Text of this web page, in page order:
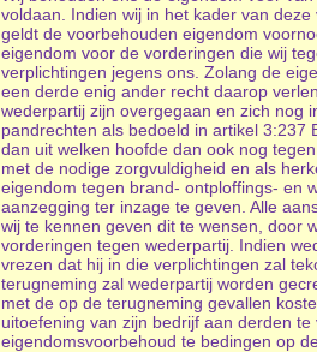
voldaan. Indien wij in het kader van
geldt de voorbehouden eigendom
eigendom voor de vorderingen die wij
verplichtingen jegens ons. Zolang de
een derde enig ander recht daarop
wederpartij zijn overgegaan en zich nog
pandrechten als bedoeld in artikel 3:237
dan uit welken hoofde dan ook nog
met de nodige zorgvuldigheid en als
eigendom tegen brand- ontploffings- en
aanzegging ter inzage te geven. Alle
wij te kennen geven dit te wensen, door
vorderingen tegen wederpartij. Indien
vrezen dat hij in die verplichtingen zal
terugneming zal wederpartij worden
met de op de terugneming gevallen
uitoefening van zijn bedrijf aan derden
eigendomsvoorbehoud te bedingen op